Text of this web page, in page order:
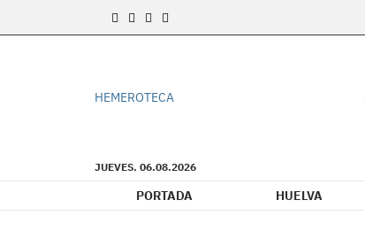
HEMEROTECA
JUEVES. 06.08.2026
PORTADA HUELVA